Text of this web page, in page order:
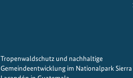
Tropenwaldschutz und nachhaltige
Gemeindeentwicklung im Nationalpark